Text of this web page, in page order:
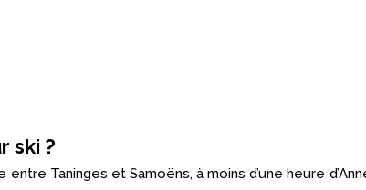
ski ?
Taninges et Samoëns, à moins d’une heure